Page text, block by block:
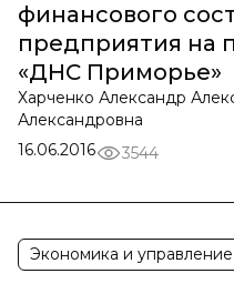
финансового
предприятия на
«ДНС Приморье»
Харченко Александр
Александровна
16.06.2016
3544
Экономика и управление